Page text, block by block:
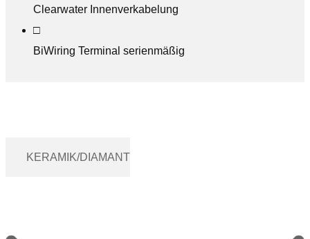
Clearwater Innenverkabelung
□
BiWiring Terminal serienmäßig
KERAMIK/DIAMANT